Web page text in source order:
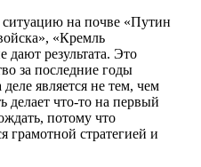
ситуацию на почве «Путин
«Кремль
дают результата. Это
за последние годы
является не тем, чем
делает что-то на первый
потому что
грамотной стратегией и